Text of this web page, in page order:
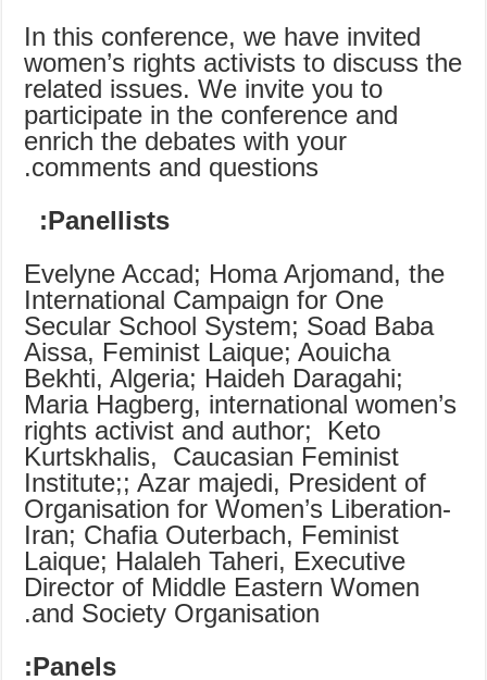
In this conference, we have invited
women’s rights activists to discuss the
related issues. We invite you to
participate in the conference and
enrich the debates with your
comments and questions.
Panellists:
Evelyne Accad; Homa Arjomand, the
International Campaign for One
Secular School System; Soad Baba
Aissa, Feminist Laique; Aouicha
Bekhti, Algeria; Haideh Daragahi;
Maria Hagberg, international women’s
rights activist and author; Keto
Kurtskhalis, Caucasian Feminist
Institute;; Azar majedi, President of
Organisation for Women’s Liberation-
Iran; Chafia Outerbach, Feminist
Laique; Halaleh Taheri, Executive
Director of Middle Eastern Women
and Society Organisation.
Panels: